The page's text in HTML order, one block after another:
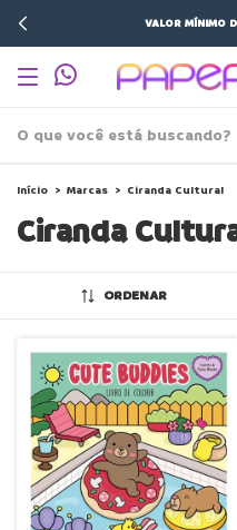
VALOR MÍNIMO
Início > Marcas > Ciranda Cultural
Ciranda
ORDENAR